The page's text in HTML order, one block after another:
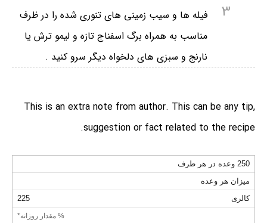
3
فیله ها و سیب زمینی های تنوری شده را در ظرف
مناسب به همراه برگ اسفناج تازه و لیمو ترش یا
نارنج و سبزی های دلخواه دیگر سرو کنید .
This is an extra note from author. This can be any tip,
suggestion or fact related to the recipe.
250 وعده در هر ظرف
میزان هر وعده
کالری
225
% مقدار روزانه*